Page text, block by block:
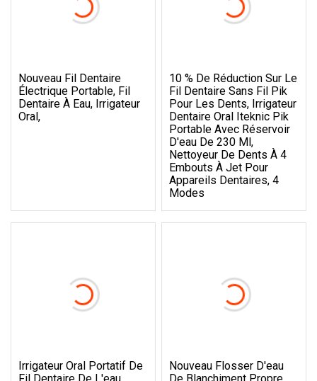
Nouveau Fil Dentaire
Électrique Portable, Fil
Dentaire À Eau, Irrigateur
Oral,
10 % De Réduction Sur Le
Fil Dentaire Sans Fil Pik
Pour Les Dents, Irrigateur
Dentaire Oral Iteknic Pik
Portable Avec Réservoir
D'eau De 230 Ml,
Nettoyeur De Dents À 4
Embouts À Jet Pour
Appareils Dentaires, 4
Modes
Irrigateur Oral Portatif De
Nouveau Flosser D'eau